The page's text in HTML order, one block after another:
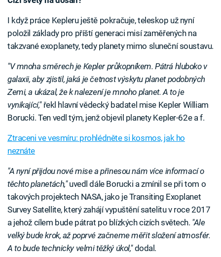
I když práce Kepleru ještě pokračuje, teleskop už nyní
položil základy pro příští generaci misí zaměřených na
takzvané exoplanety, tedy planety mimo sluneční soustavu.
"V mnoha směrech je Kepler průkopníkem. Pátrá hluboko v
galaxii, aby zjistil, jaká je četnost výskytu planet podobných
Zemi, a ukázal, že k nalezení je mnoho planet. A to je
vynikající,"řekl hlavní vědecký badatel mise Kepler William
Borucki. Ten vedl tým, jenž objevil planety Kepler-62e a f.
Ztraceni ve vesmíru: prohlédněte si kosmos, jak ho
neznáte
"A nyní přijdou nové mise a přinesou nám více informací o
těchto planetách,"uvedl dále Borucki a zmínil se při tom o
takových projektech NASA, jako je Transiting Exoplanet
Survey Satellite, který zahájí vypuštění satelitu v roce 2017
a jehož cílem bude pátrat po blízkých cizích světech. "Ale
velký bude krok, až poprvé začneme měřit složení atmosfér.
A to bude technicky velmi těžký úkol,"dodal.